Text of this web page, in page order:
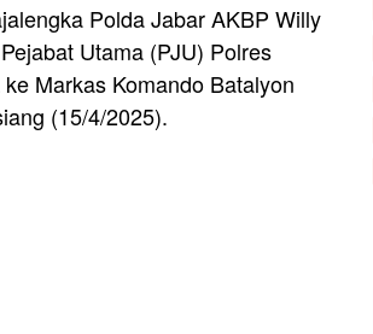
Polda Jabar AKBP Willy
Utama (PJU) Polres
Markas Komando Batalyon
(15/4/2025).